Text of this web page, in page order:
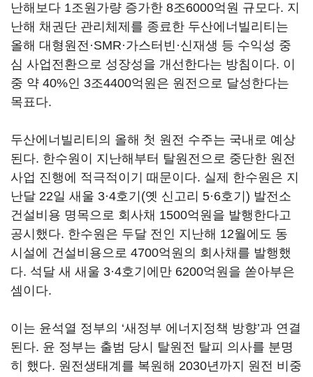
난해보다 1조원가량 증가한 8조6000억원 규모다. 지
난해 채권단 관리체제를 종료한 두산에너빌리티는
올해 대형원전·SMR·가스터빈·신재생 등 수익성 중
심 사업전환으로 성장성을 개선한다는 방침이다. 이
중 약 40%인 3조4400억원은 원전으로 달성한다는
목표다.
두산에너빌리티의 올해 첫 원전 수주는 국내로 예상
된다. 한수원이 지난해부터 탈원전으로 중단한 원전
사업 진행에 적극적이기 때문이다. 실제 한수원은 지
난달 22일 새울 3·4호기(옛 신고리 5·6호기) 발전소
건설비용 명목으로 회사채 1500억원을 발행한다고
공시했다. 한수원은 두달 전인 지난해 12월에도 동
시설에 건설비용으로 4700억원의 회사채를 발행했
다. 석달 새 새울 3·4호기에만 6200억원을 쏟아부은
셈이다.
이는 윤석열 정부의 ‘새정부 에너지정책 방향’과 연결
된다. 윤 정부는 출범 당시 탈원전 탈피 의사를 분명
히 했다. 원전생태계를 복원해 2030년까지 원전 비중